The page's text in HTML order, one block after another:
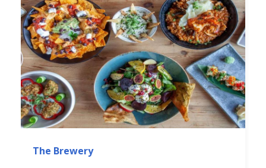
The Brewery